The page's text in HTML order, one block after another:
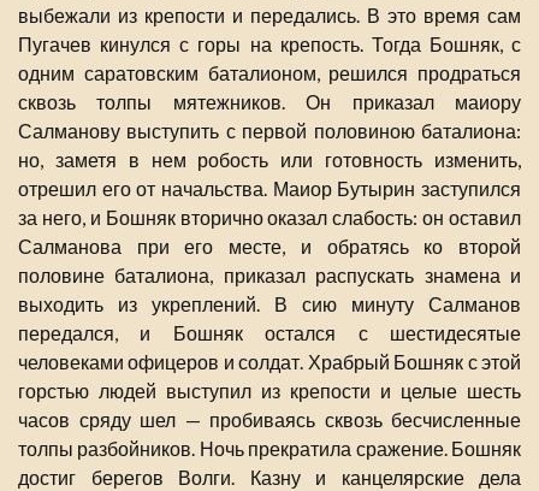
выбежали из крепости и передались. В это время сам
Пугачев кинулся с горы на крепость. Тогда Бошняк, с
одним саратовским баталионом, решился продраться
сквозь толпы мятежников. Он приказал маиору
Салманову выступить с первой половиною баталиона:
но, заметя в нем робость или готовность изменить,
отрешил его от начальства. Маиор Бутырин заступился
за него, и Бошняк вторично оказал слабость: он оставил
Салманова при его месте, и обратясь ко второй
половине баталиона, приказал распускать знамена и
выходить из укреплений. В сию минуту Салманов
передался, и Бошняк остался с шестидесятые
человеками офицеров и солдат. Храбрый Бошняк с этой
горстью людей выступил из крепости и целые шесть
часов сряду шел — пробиваясь сквозь бесчисленные
толпы разбойников. Ночь прекратила сражение. Бошняк
достиг берегов Волги. Казну и канцелярские дела